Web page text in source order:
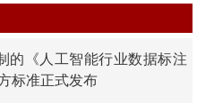
的《人工智能行业数据标注
标准正式发布